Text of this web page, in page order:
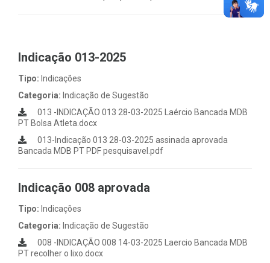
Indicação 013-2025
Tipo: Indicações
Categoria: Indicação de Sugestão
013 -INDICAÇÃO 013 28-03-2025 Laércio Bancada MDB
PT Bolsa Atleta.docx
013-Indicação 013 28-03-2025 assinada aprovada
Bancada MDB PT PDF pesquisavel.pdf
Indicação 008 aprovada
Tipo: Indicações
Categoria: Indicação de Sugestão
008 -INDICAÇÃO 008 14-03-2025 Laercio Bancada MDB
PT recolher o lixo.docx